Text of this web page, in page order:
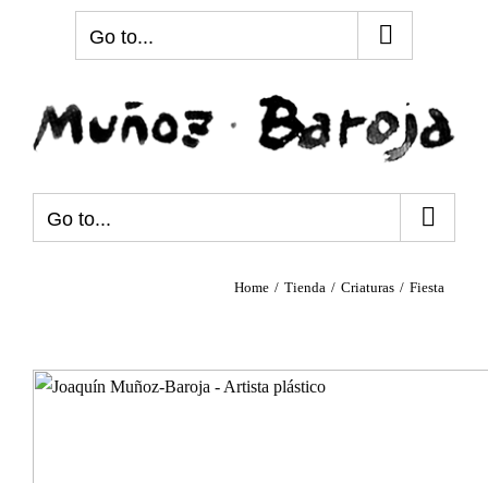
Go to...
Go to...
Home Tienda Criaturas Fiesta